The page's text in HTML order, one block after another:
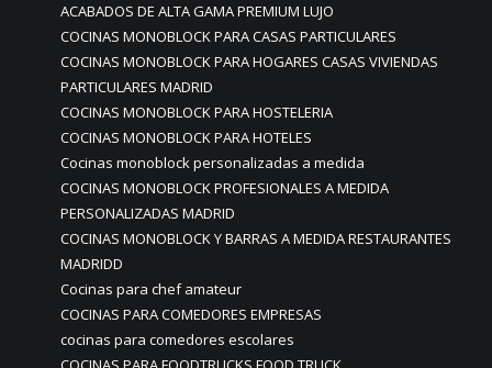
ACABADOS DE ALTA GAMA PREMIUM LUJO
COCINAS MONOBLOCK PARA CASAS PARTICULARES
COCINAS MONOBLOCK PARA HOGARES CASAS VIVIENDAS
PARTICULARES MADRID
COCINAS MONOBLOCK PARA HOSTELERIA
COCINAS MONOBLOCK PARA HOTELES
Cocinas monoblock personalizadas a medida
COCINAS MONOBLOCK PROFESIONALES A MEDIDA
PERSONALIZADAS MADRID
COCINAS MONOBLOCK Y BARRAS A MEDIDA RESTAURANTES
MADRIDD
Cocinas para chef amateur
COCINAS PARA COMEDORES EMPRESAS
cocinas para comedores escolares